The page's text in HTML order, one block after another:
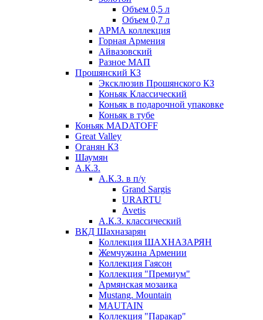
Объем 0,5 л
Объем 0,7 л
АРМА коллекция
Горная Армения
Айвазовский
Разное МАП
Прошянский КЗ
Эксклюзив Прошянского КЗ
Коньяк Классический
Коньяк в подарочной упаковке
Коньяк в тубе
Коньяк MADATOFF
Great Valley
Оганян КЗ
Шаумян
А.К.З.
А.К.З. в п/у
Grand Sargis
URARTU
Avetis
А.К.З. классический
ВКД Шахназарян
Коллекция ШАХНАЗАРЯН
Жемчужина Армении
Коллекция Гаясон
Коллекция "Премиум"
Армянская мозаика
Mustang. Mountain
MAUTAIN
Коллекция "Паракар"